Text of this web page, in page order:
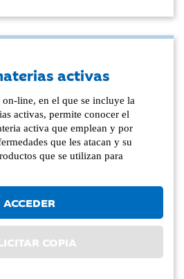
activas
on-line, en el que se incluye la
activas, permite conocer el
activa que emplean y por
que les atacan y su
que se utilizan para
ACCEDER
COPIA